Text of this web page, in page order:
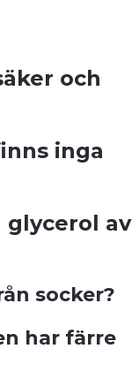
och
inga
av
socker?
har färre